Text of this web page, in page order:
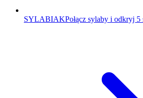
SYLABIAKPołącz sylaby i odkryj 5